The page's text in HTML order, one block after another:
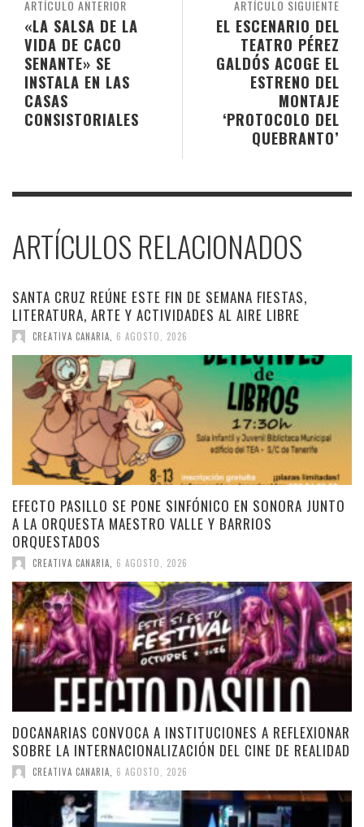
ARTÍCULO SIGUIENTE
EL ESCENARIO DEL
TEATRO PÉREZ
GALDÓS ACOGE EL
ESTRENO DEL
MONTAJE
‘PROTOCOLO DEL
QUEBRANTO’
ARTÍCULO ANTERIOR
«LA SALSA DE LA
VIDA DE CACO
SENANTE» SE
INSTALA EN LAS
CASAS
CONSISTORIALES
ARTÍCULOS RELACIONADOS
SANTA CRUZ REÚNE ESTE FIN DE SEMANA FIESTAS,
LITERATURA, ARTE Y ACTIVIDADES AL AIRE LIBRE
CREATIVA CANARIA, 6 AGOSTO, 2026
EFECTO PASILLO SE PONE SINFÓNICO EN SONORA JUNTO
A LA ORQUESTA MAESTRO VALLE Y BARRIOS
ORQUESTADOS
CREATIVA CANARIA 6 AGOSTO, 2026
DOCANARIAS CONVOCA A INSTITUCIONES A REFLEXIONAR
SOBRE LA INTERNACIONALIZACIÓN DEL CINE DE REALIDAD
CREATIVA CANARIA 6 AGOSTO, 2026